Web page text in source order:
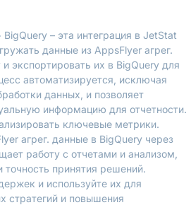
– эта интеграция в JetStat
данные из AppsFlyer агрег.
экспортировать их в BigQuery для
автоматизируется, исключая
данных, и позволяет
информацию для отчетности.
ключевые метрики.
агрег. данные в BigQuery через
работу с отчетами и анализом,
принятия решений.
и используйте их для
стратегий и повышения